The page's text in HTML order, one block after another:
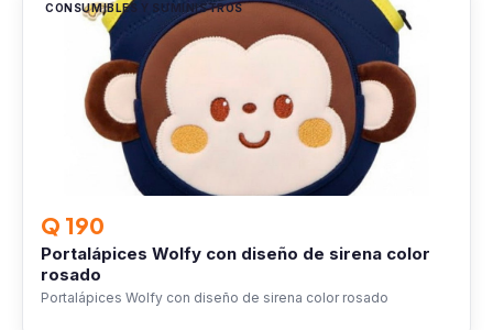
CONSUMIBLES Y SUMINISTROS
Q 190
Portalápices Wolfy con diseño de sirena color
rosado
Portalápices Wolfy con diseño de sirena color rosado